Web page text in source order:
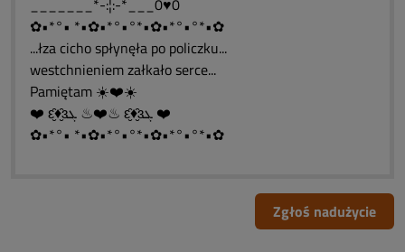
_______*-:¦:-*___0♥0
✿•*°• *•✿•*°•°*•✿•*°•°*•✿
...łza cicho spłynęła po policzku...
westchnieniem załkało serce...
Pamiętam ☀️❤️☀️
❤️ ԑ̮̑♦̮̑ɜܓ ♨❤️♨ ԑ̮̑♦̮̑ɜܓ ❤️
✿•*°• *•✿•*°•°*•✿•*°•°*•✿
Zgłoś nadużycie